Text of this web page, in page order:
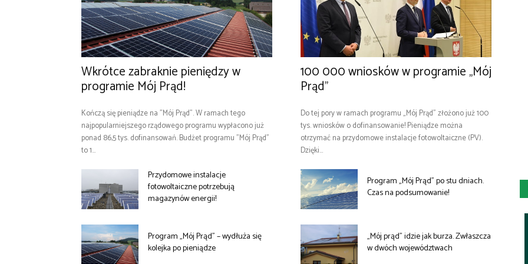
Wkrótce zabraknie pieniędzy w
programie Mój Prąd!
Kończą się pieniądze na "Mój Prąd". W ramach tego
najpopularniejszego rządowego programu wypłacono już
ponad 86,5 tys. dofinansowań. Budżet programu "Mój Prąd"
to 1...
100 000 wniosków w programie „Mój
Prąd”
Do tej pory w ramach programu „Mój Prąd” złożono już 100
tys. wniosków o dofinansowanie! Pieniądze można
otrzymać na przydomowe instalacje fotowoltaiczne (PV).
Dzięki...
Przydomowe instalacje
fotowoltaiczne potrzebują
magazynów energii!
Program „Mój Prąd” po stu dniach.
Czas na podsumowanie!
Program „Mój Prąd” – wydłuża się
kolejka po pieniądze
„Mój prąd” idzie jak burza. Zwłaszcza
w dwóch województwach